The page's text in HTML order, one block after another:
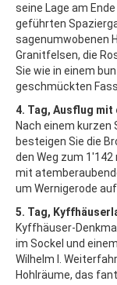
seine Lage am
geführten
sagenumwobenen
Granitfelsen, die
Sie wie in einem
geschmückten
4. Tag, Ausflug mit
Nach einem kurzen
besteigen Sie die
den Weg zum
mit
um Wernigerode
5. Tag,
Kyffhäuser-
im Sockel und
Wilhelm I.
Hohlräume, das